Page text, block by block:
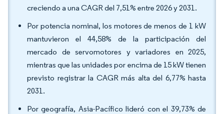
creciendo a una CAGR del 7,51% entre 2026 y 2031.
Por potencia nominal, los motores de menos de 1 kW
mantuvieron el 44,58% de la participación del
mercado de servomotores y variadores en 2025,
mientras que las unidades por encima de 15 kW tienen
previsto registrar la CAGR más alta del 6,77% hasta
2031.
Por geografía, Asia-Pacífico lideró con el 39,73% de